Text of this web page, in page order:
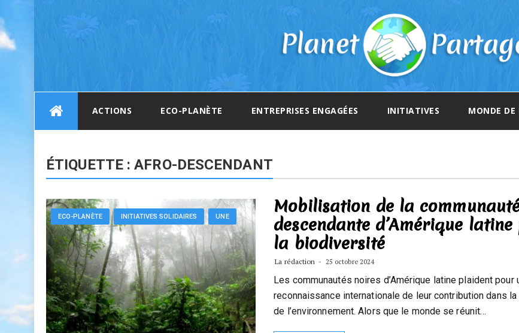
ACTIONS ECO-PLANÈTE ENTREPRISES ENGAGÉES INITIATIVES MONDE DE
ÉTIQUETTE :AFRO-DESCENDANT
ECO-PLANÈTE INITIATIVES SOLIDAIRES UNE
Mobilisation de la
descendante d’Amérique
la biodiversité
La rédaction 25 octobre 2024
Les communautés noires d’Amérique latine plaident pour
reconnaissance internationale de leur contribution dans
de l’environnement. Alors que le monde se réunit…